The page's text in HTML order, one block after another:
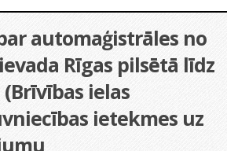
automaģistrāles no
Rīgas pilsētā līdz
ielas
ietekmes uz